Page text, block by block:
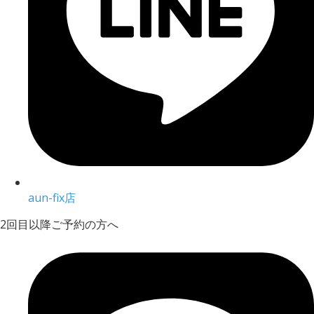
aun-fix店
2回目以降ご予約の方へ